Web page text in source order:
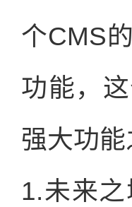
个CMS
功能，
强大功能
1.未来